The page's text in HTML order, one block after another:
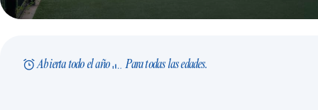
Abierta todo el año Para todas las edades.